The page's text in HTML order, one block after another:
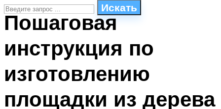
Искать
ПЛАВАНЬЕ ДЛЯ ДЕТЕЙ
БАССЕЙН ДЛЯ ДОМА
Пошаговая
инструкция по
изготовлению
площадки из дерева